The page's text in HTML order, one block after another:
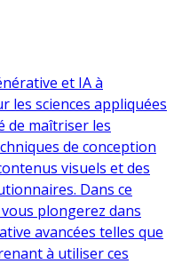
et IA à
les sciences appliquées
de maîtriser les
de conception
visuels et des
Dans ce
plongerez dans
avancées telles que
à utiliser ces